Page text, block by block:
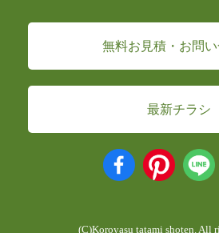
無料お見積・お問
最新チラシ
(C)Koroyasu tatami shoten. All